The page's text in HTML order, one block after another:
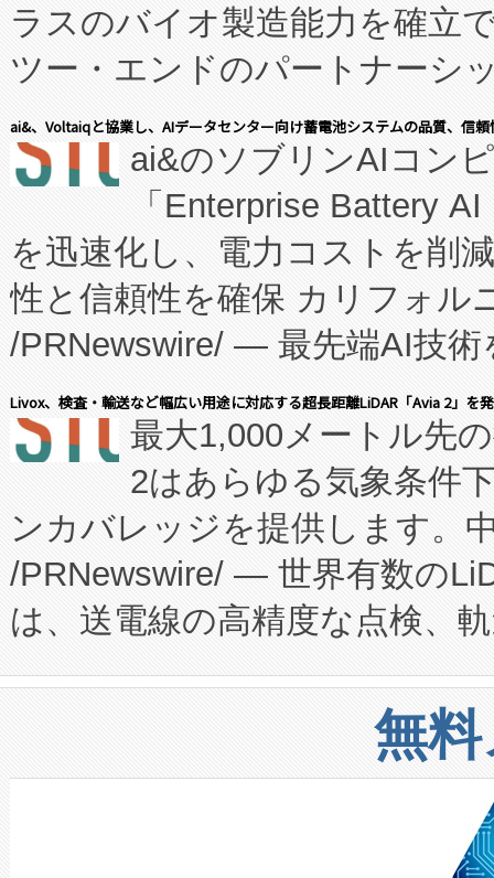
ラスのバイオ製造能力を確立
ツー・エンドのパートナーシ
表しました。 同社の実績ある
manufacturing™ (FCCM™) プ
たNeXは、バイオ医薬品製造
従来のフェッドバッチ施設の
に、患者やサプライチェーン
キー方式で拡張性が高く、持
す。FCCM‑を活用した現地生
患者にとっての費用負担を大
のアクセスを大幅に拡大する
Fully-Connected Continuous
プログラムには、施設設計・
に関する技術移転および知的
構造化トレーニングカリキュ
上げおよび商用化段階におけ
設備整備および立ち上げ調整
加組織は、Enzeneのバイオ
選定された製品について、自
ai&、Voltaiqと協業し、AIデータセンター向け蓄電池システムの品質、信
ai&のソブリンAIコン
「Enterprise Battery
を迅速化し、電力コストを削
性と信頼性を確保 カリフォル
/PRNewswire/ — 最先端AI技術
会社エーアイ・アンド：本社
President原信平）と、エンタ
ードするVoltaiqは、日本にあ
ーエネルギー貯蔵システム（
た。 Voltaiq独自のAI搭載プラ
定、統合、導入、運用に至る
安全性を追跡し、確保する事
増加しているデータセンター
る電力網に大きな負担をかけ
事業者の負担軽減という課題
系統連系を迅速にし、ピーク
Livox、検査・輸送など幅広い用途に対応する超長距離LiDAR「Avia 2」を
最大1,000メートル先
2はあらゆる気象条件
ンカバレッジを提供します。
/PRNewswire/ — 世界有数の
は、送電線の高精度な点検、
や穀物倉庫におけるバルク材
リューション「Avia 2」を発
したAvia 2は、1,000メート
狭視野のFOVを切り替えるこ
ケーブル、枝などの細かな対
無